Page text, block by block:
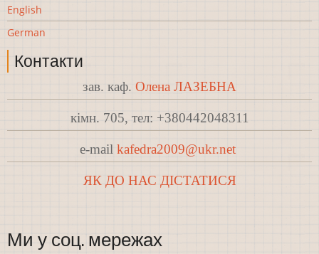
English
German
Контакти
зав. каф. Олена ЛАЗЕБНА
кімн. 705, тел: +380442048311
e-mail kafedra2009@ukr.net
ЯК ДО НАС ДІСТАТИСЯ
Ми у соц. мережах